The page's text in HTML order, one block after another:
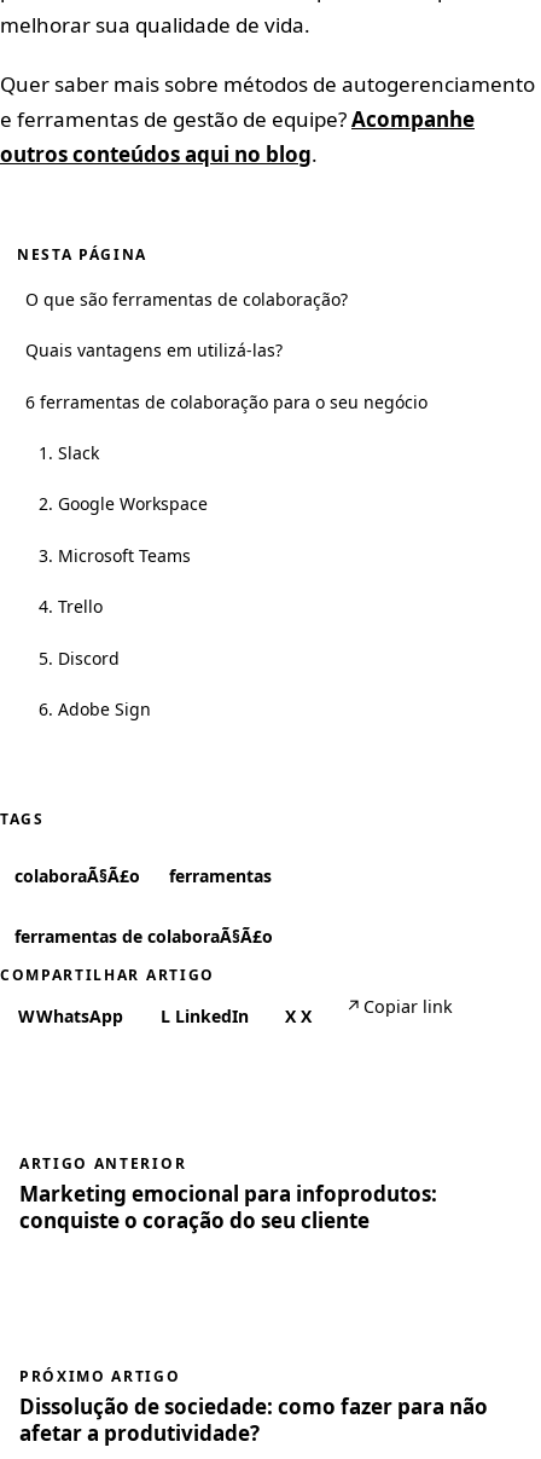
melhorar sua qualidade de vida.
Quer saber mais sobre métodos de autogerenciamento
e ferramentas de gestão de equipe?Acompanhe
outros conteúdos aqui no blog.
NESTA PÁGINA
O que são ferramentas de colaboração?
Quais vantagens em utilizá-las?
6 ferramentas de colaboração para o seu negócio
1. Slack
2. Google Workspace
3. Microsoft Teams
4. Trello
5. Discord
6. Adobe Sign
TAGS
colaboraÃ§Ã£o ferramentas
ferramentas de colaboraÃ§Ã£o
COMPARTILHAR ARTIGO
WWhatsApp L LinkedIn X X ↗ Copiar link
ARTIGO ANTERIOR
Marketing emocional para infoprodutos:
conquiste o coração do seu cliente
PRÓXIMO ARTIGO
Dissolução de sociedade: como fazer para não
afetar a produtividade?